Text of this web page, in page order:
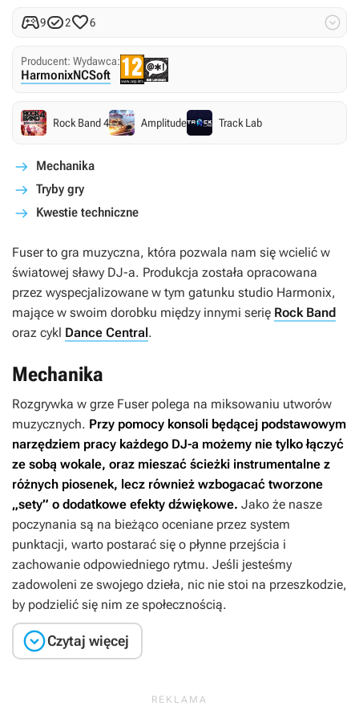
926 
Producent:
Harmonix
Wydawca:
NCSoft
Rock Band 4 Amplitude Track Lab
Mechanika
Tryby gry
Kwestie techniczne
Fuserto gra muzyczna, która pozwala nam się wcielić w
światowej sławy DJ-a. Produkcja została opracowana
przez wyspecjalizowane w tym gatunku studio Harmonix,
mające w swoim dorobku między innymi serię Rock Band
oraz cykl Dance Central.
Mechanika
Rozgrywka w grze Fuserpolega na miksowaniu utworów
muzycznych. Przy pomocy konsoli będącej podstawowym
narzędziem pracy każdego DJ-a możemy nie tylko łączyć
ze sobą wokale, oraz mieszać ścieżki instrumentalne z
różnych piosenek, lecz również wzbogacać tworzone
„sety” o dodatkowe efekty dźwiękowe. Jako że nasze
poczynania są na bieżąco oceniane przez system
punktacji, warto postarać się o płynne przejścia i
zachowanie odpowiedniego rytmu. Jeśli jesteśmy
zadowoleni ze swojego dzieła, nic nie stoi na przeszkodzie,
by podzielić się nim ze społecznością.
Czytaj więcej